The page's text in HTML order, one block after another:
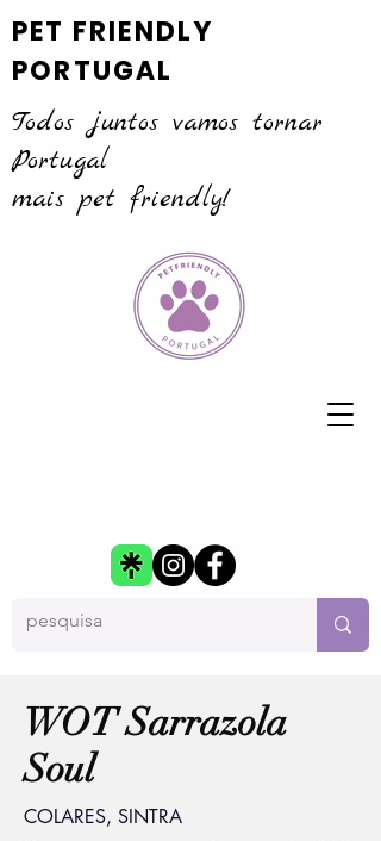
PET FRIENDLY
PORTUGAL
Todos juntos vamos tornar
Portugal
mais pet friendly!
WOT Sarrazola
Soul
COLARES, SINTRA